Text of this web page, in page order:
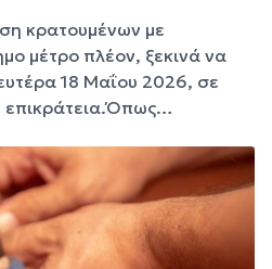
κρατουμένων με
μέτρο πλέον, ξεκινά να
18 Μαΐου 2026, σε
επικράτεια.Όπως…